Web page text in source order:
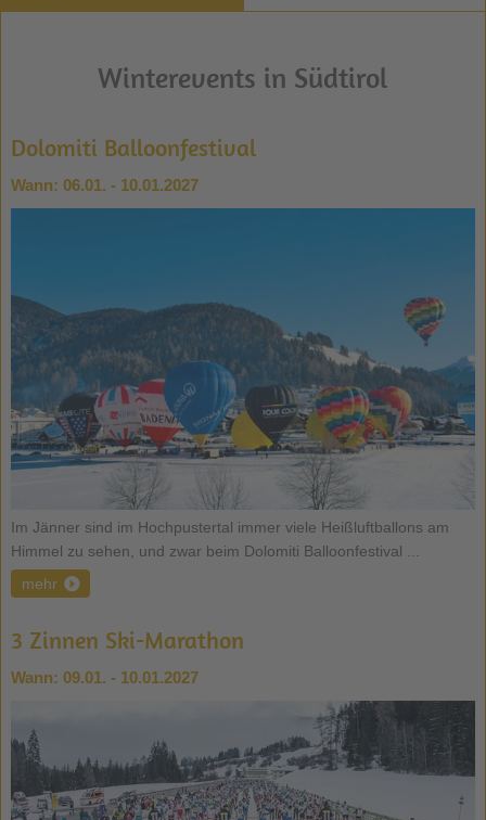
Winterevents in Südtirol
Dolomiti Balloonfestival
Wann: 06.01. - 10.01.2027
Im Jänner sind im Hochpustertal immer viele Heißluftballons am
Himmel zu sehen, und zwar beim Dolomiti Balloonfestival ...
mehr
3 Zinnen Ski-Marathon
Wann: 09.01. - 10.01.2027